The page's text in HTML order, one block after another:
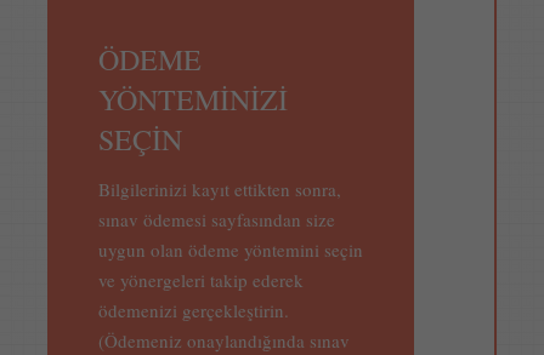
ÖDEME
YÖNTEMİNİZİ
SEÇİN
Bilgilerinizi kayıt ettikten sonra,
sınav ödemesi sayfasından size
uygun olan ödeme yöntemini seçin
ve yönergeleri takip ederek
ödemenizi gerçekleştirin.
(Ödemeniz onaylandığında sınav